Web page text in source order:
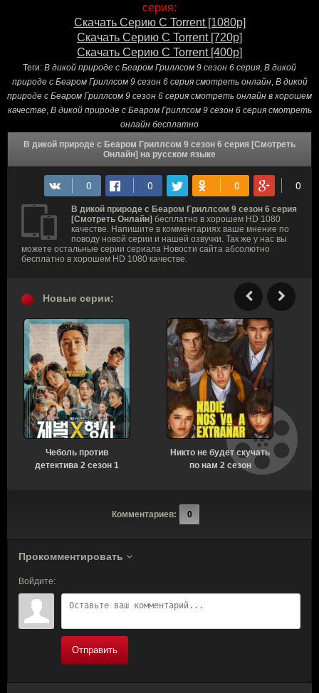
серия:
Скачать Серию С Torrent [1080p]
Скачать Серию С Torrent [720p]
Скачать Серию С Torrent [400p]
Теги: В дикой природе с Беаром Гриллсом 9 сезон 6 серия, В дикой
природе с Беаром Гриллсом 9 сезон 6 серия смотреть онлайн, В дикой
природе с Беаром Гриллсом 9 сезон 6 серия смотреть онлайн в хорошем
качестве, В дикой природе с Беаром Гриллсом 9 сезон 6 серия смотреть
онлайн бесплатно
В дикой природе с Беаром Гриллсом 9 сезон 6 серия [Смотреть
Онлайн] на русском языке
В дикой природе с Беаром Гриллсом 9 сезон 6 серия
[Смотреть Онлайн] бесплатно в хорошем HD 1080
качестве. Напишите в комментариях ваше мнение по
поводу новой серии и нашей озвучки. Так же у нас вы
можете остальные серии сериала Новости сайта абсолютно
бесплатно в хорошем HD 1080 качестве.
Новые серии:
Чеболь против
детектива 2 сезон 1
Онлайн]
Никто не будет скучать
по нам 2 сезон
Комментариев: 0
Прокомментировать
Войдите:
Отправить